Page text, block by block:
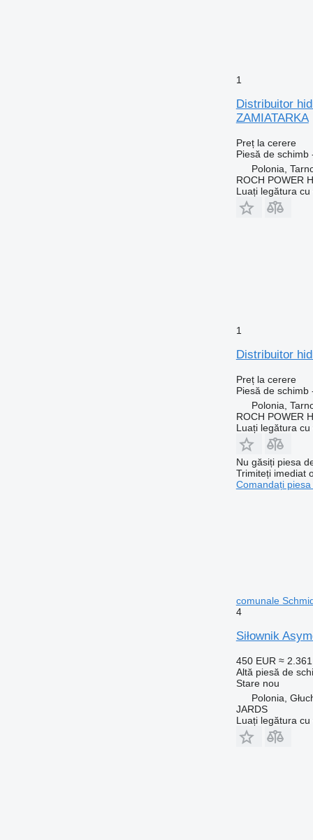
1
Distribuitor
ZAMIATARKA
Preț la cerere
Piesă de schimb
Polonia,
ROCH POWER
Luați legătura
1
Distribuitor
Preț la cerere
Piesă de schimb
Polonia,
ROCH POWER
Luați legătura
Nu găsiți piesa
Trimiteți imediat
Comandați
comunale
4
Siłownik
450 EUR ≈
Altă piesă de
Starenou
Polonia,
JARDS
Luați legătura